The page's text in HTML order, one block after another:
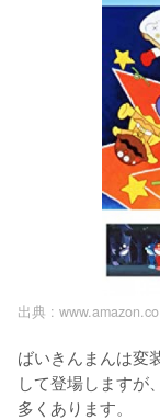
出典 :
ばいきんまんは変
して登場しますが
多くあります。